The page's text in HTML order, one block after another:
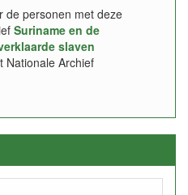
de personen met deze
Suriname en de
slaven
Nationale Archief